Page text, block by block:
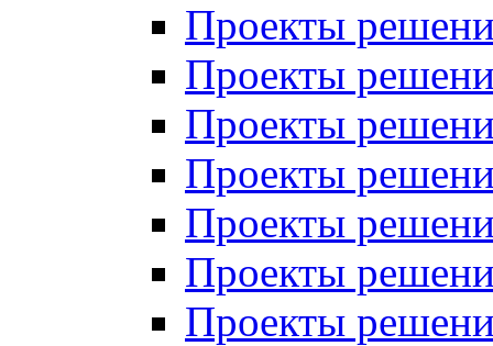
Проекты
Проекты
Проекты
Проекты
Проекты
Проекты
Проекты